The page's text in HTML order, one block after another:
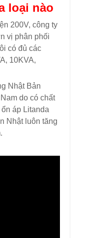
loại nào
200V, công ty
vị phân phối
có đủ các
10KVA,
Nhật Bản
do có chất
áp Litanda
Nhật luôn tăng